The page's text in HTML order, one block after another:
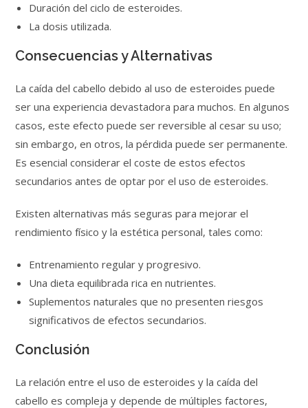
Duración del ciclo de esteroides.
La dosis utilizada.
Consecuencias y Alternativas
La caída del cabello debido al uso de esteroides puede
ser una experiencia devastadora para muchos. En algunos
casos, este efecto puede ser reversible al cesar su uso;
sin embargo, en otros, la pérdida puede ser permanente.
Es esencial considerar el coste de estos efectos
secundarios antes de optar por el uso de esteroides.
Existen alternativas más seguras para mejorar el
rendimiento físico y la estética personal, tales como:
Entrenamiento regular y progresivo.
Una dieta equilibrada rica en nutrientes.
Suplementos naturales que no presenten riesgos
significativos de efectos secundarios.
Conclusión
La relación entre el uso de esteroides y la caída del
cabello es compleja y depende de múltiples factores,